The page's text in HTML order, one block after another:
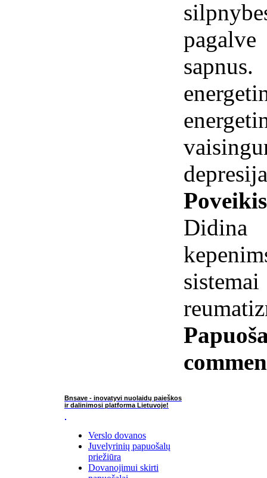
Didina
Bnsave - inovatyvi nuolaidų paieškos
ir dalinimosi platforma Lietuvoje!
Verslo dovanos
Juvelyrinių papuošalų
priežiūra
Dovanojimui skirti